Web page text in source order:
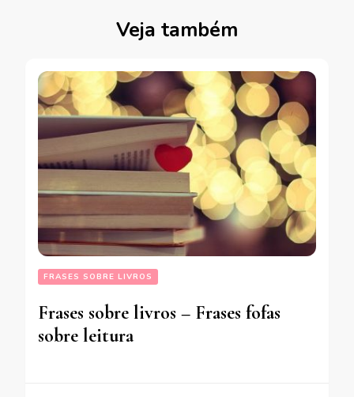
Veja também
FRASES SOBRE LIVROS
Frases sobre livros – Frases fofas
sobre leitura